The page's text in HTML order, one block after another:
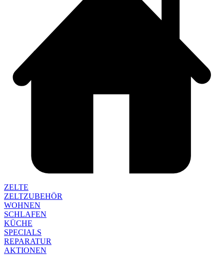
ZELTE
ZELTZUBEHÖR
WOHNEN
SCHLAFEN
KÜCHE
SPECIALS
REPARATUR
AKTIONEN